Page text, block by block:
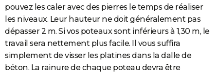
pouvez les caler avec des pierres le temps de réaliser
les niveaux. Leur hauteur ne doit généralement pas
dépasser 2 m. Si vos poteaux sont inférieurs à 1,30 m, le
travail sera nettement plus facile. Il vous suffira
simplement de visser les platines dans la dalle de
béton. La rainure de chaque poteau devra être